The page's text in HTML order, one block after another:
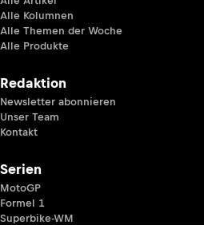
Alle Kolumnen
Alle Themen der Woche
Alle Produkte
Redaktion
Newsletter abonnieren
Unser Team
Kontakt
Serien
MotoGP
Formel 1
Superbike-WM